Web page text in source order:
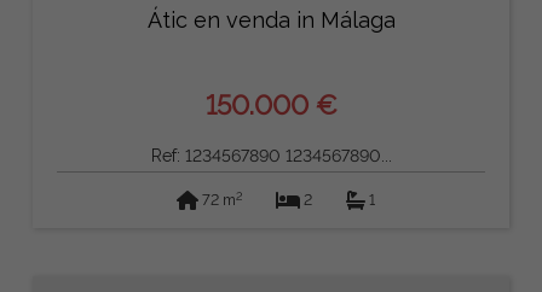
Átic en venda in Málaga
150.000 €
Ref: 1234567890 1234567890...
72 m2 2 1